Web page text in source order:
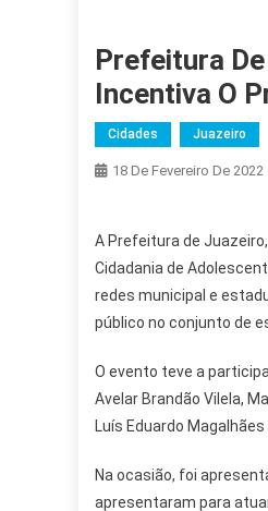
Prefeitura
Incentiva O
Cidades Juazeiro
18 De Fevereiro De 2022
A Prefeitura de
Cidadania de
redes municipal e
público no conjunto de
O evento teve a
Avelar Brandão Vilela,
Luís Eduardo Magalhães
Na ocasião, foi
apresentaram para